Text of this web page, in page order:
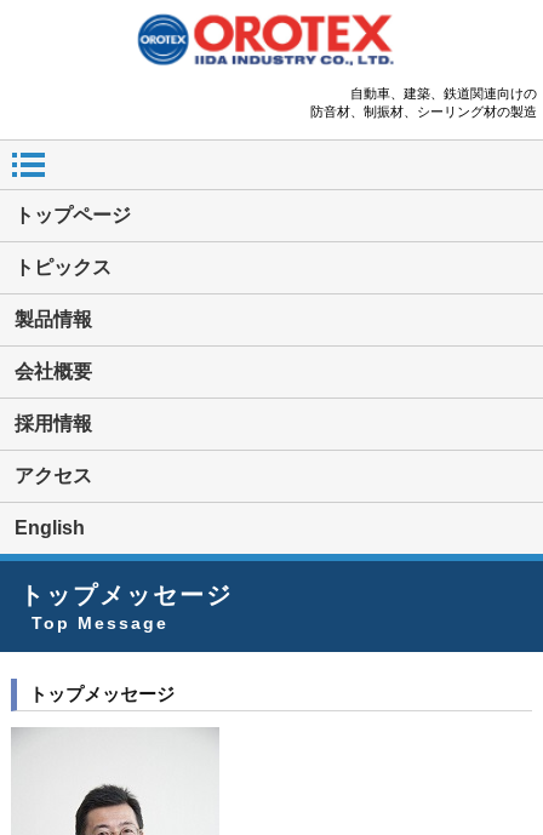
自動車、建築、鉄道関連向けの
防音材、制振材、シーリング材の製造
トップページ
トピックス
製品情報
会社概要
採用情報
アクセス
English
トップメッセージ
Top Message
トップメッセージ